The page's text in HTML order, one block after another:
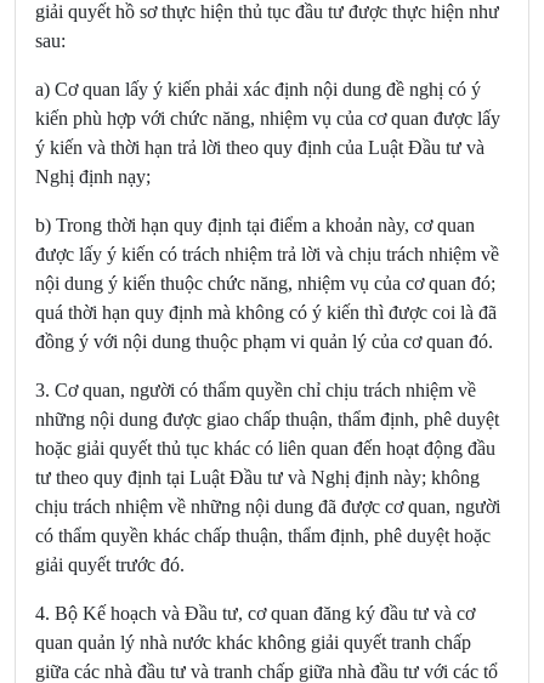
giải quyết hồ sơ thực hiện thủ tục đầu tư được thực hiện như
sau:
a) Cơ quan lấy ý kiến phải xác định nội dung đề nghị có ý
kiến phù hợp với chức năng, nhiệm vụ của cơ quan được lấy
ý kiến và thời hạn trả lời theo quy định của Luật Đầu tư và
Nghị định nạy;
b) Trong thời hạn quy định tại điểm a khoản này, cơ quan
được lấy ý kiến có trách nhiệm trả lời và chịu trách nhiệm về
nội dung ý kiến thuộc chức năng, nhiệm vụ của cơ quan đó;
quá thời hạn quy định mà không có ý kiến thì được coi là đã
đồng ý với nội dung thuộc phạm vi quản lý của cơ quan đó.
3. Cơ quan, người có thẩm quyền chỉ chịu trách nhiệm về
những nội dung được giao chấp thuận, thẩm định, phê duyệt
hoặc giải quyết thủ tục khác có liên quan đến hoạt động đầu
tư theo quy định tại Luật Đầu tư và Nghị định này; không
chịu trách nhiệm về những nội dung đã được cơ quan, người
có thẩm quyền khác chấp thuận, thẩm định, phê duyệt hoặc
giải quyết trước đó.
4. Bộ Kế hoạch và Đầu tư, cơ quan đăng ký đầu tư và cơ
quan quản lý nhà nước khác không giải quyết tranh chấp
giữa các nhà đầu tư và tranh chấp giữa nhà đầu tư với các tổ